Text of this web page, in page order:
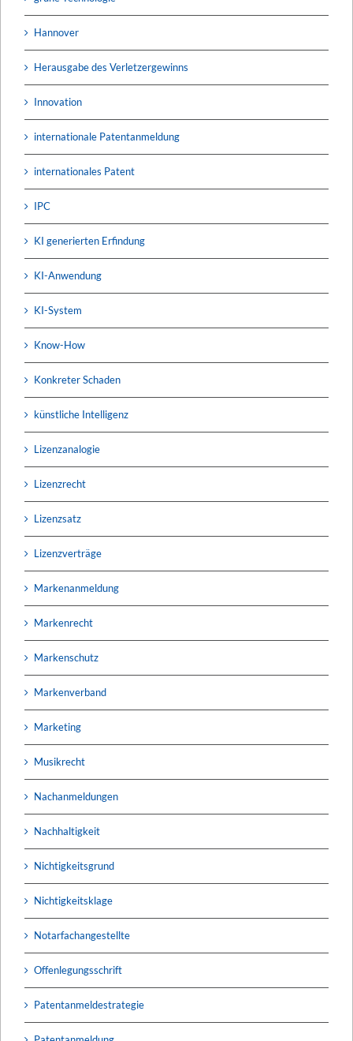
Hannover
Herausgabe des Verletzergewinns
Innovation
internationale Patentanmeldung
internationales Patent
IPC
KI generierten Erfindung
KI-Anwendung
KI-System
Know-How
Konkreter Schaden
künstliche Intelligenz
Lizenzanalogie
Lizenzrecht
Lizenzsatz
Lizenzverträge
Markenanmeldung
Markenrecht
Markenschutz
Markenverband
Marketing
Musikrecht
Nachanmeldungen
Nachhaltigkeit
Nichtigkeitsgrund
Nichtigkeitsklage
Notarfachangestellte
Offenlegungsschrift
Patentanmeldestrategie